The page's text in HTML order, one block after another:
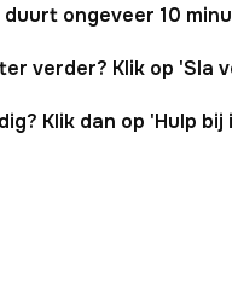
duurt ongeveer 10
verder? Klik op 'Sla
Klik dan op 'Hulp bij